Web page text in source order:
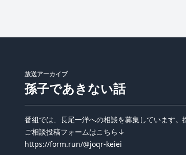
放送アーカイブ
孫子であきない話
番組では、長尾一洋への相談を募集しています
ご相談投稿フォームはこちら↓
https://form.run/@joqr-keiei